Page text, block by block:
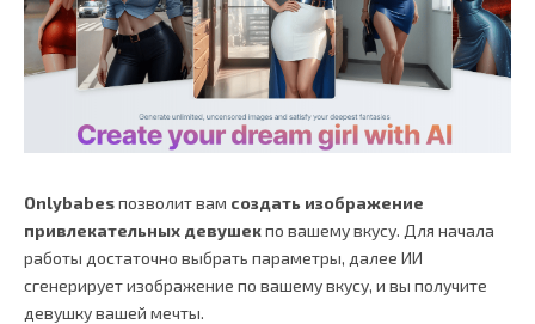
Onlybabesпозволит вам создать изображение
привлекательных девушекпо вашему вкусу. Для начала
работы достаточно выбрать параметры, далее ИИ
сгенерирует изображение по вашему вкусу, и вы получите
девушку вашей мечты.